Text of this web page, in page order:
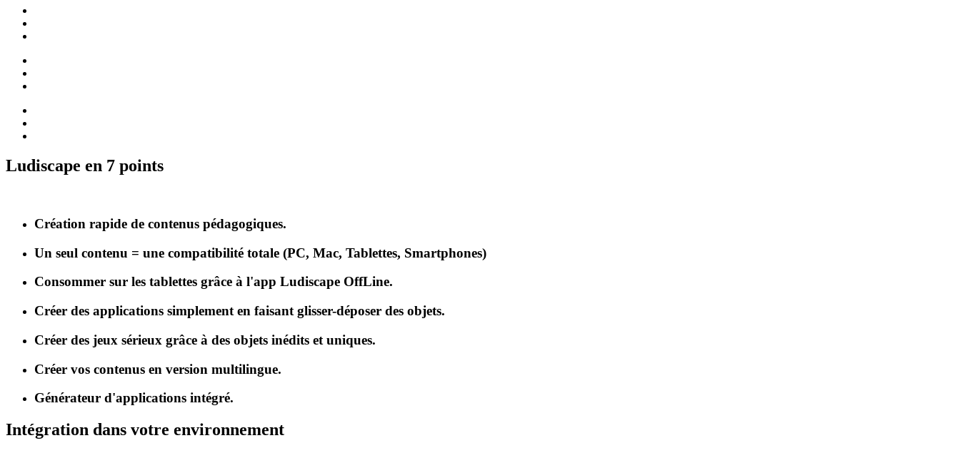
Ludiscape en 7 points
Création rapide de contenus pédagogiques.
Un seul contenu = une compatibilité totale (PC, Mac, Tablettes, Smartphones)
Consommer sur les tablettes grâce à l'app Ludiscape OffLine.
Créer des applications simplement en faisant glisser-déposer des objets.
Créer des jeux sérieux grâce à des objets inédits et uniques.
Créer vos contenus en version multilingue.
Générateur d'applications intégré.
Intégration dans votre environnement